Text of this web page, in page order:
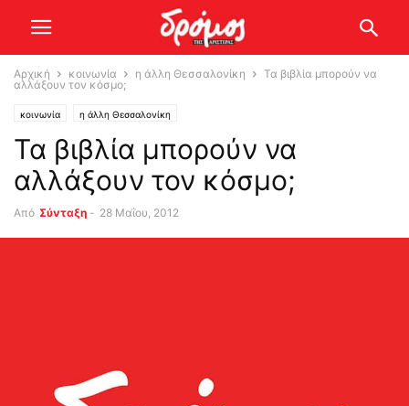
Αρχική κοινωνία η άλλη Θεσσαλονίκη
Τα βιβλία μπορούν να
αλλάξουν τον κόσμο;
κοινωνία η άλλη Θεσσαλονίκη
Τα βιβλία μπορούν να
αλλάξουν τον κόσμο;
Από Σύνταξη - 28 Μαΐου, 2012